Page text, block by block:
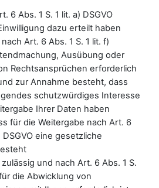
6 Abs. 1 S. 1 lit. a) DSGVO
dazu erteilt haben
Art. 6 Abs. 1 S. 1 lit. f)
Ausübung oder
Rechtsansprüchen erforderlich
zur Annahme besteht, dass
schutzwürdiges Interesse
Ihrer Daten haben
für die Weitergabe nach Art. 6
DSGVO eine gesetzliche
und nach Art. 6 Abs. 1 S.
die Abwicklung von